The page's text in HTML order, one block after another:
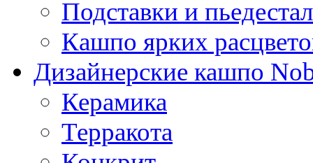
Подставки и
Кашпо ярких
Дизайнерские кашпо
Керамика
Терракота